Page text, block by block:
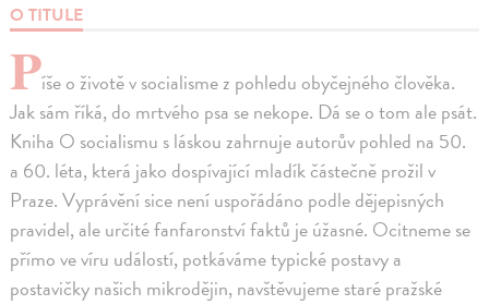
O TITULE
Píše o životě v socialisme z pohledu obyčejného člověka.
Jak sám říká, do mrtvého psa se nekope. Dá se o tom ale psát.
Kniha O socialismu s láskou zahrnuje autorův pohled na 50.
a 60. léta, která jako dospívající mladík částečně prožil v
Praze. Vyprávění sice není uspořádáno podle dějepisných
pravidel, ale určité fanfaronství faktů je úžasné. Ocitneme se
přímo ve víru událostí, potkáváme typické postavy a
postavičky našich mikrodějin, navštěvujeme staré pražské